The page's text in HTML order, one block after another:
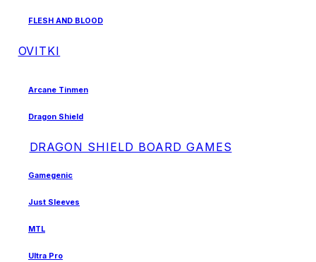
FLESH AND BLOOD
OVITKI
Arcane Tinmen
Dragon Shield
DRAGON SHIELD BOARD GAMES
Gamegenic
Just Sleeves
MTL
Ultra Pro